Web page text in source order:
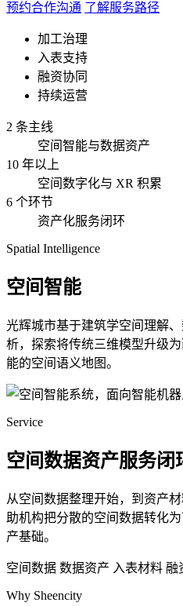
预约合作沟通 了解服务路径
加工治理
入表支持
融资协同
持续运营
2 条主线
空间智能与数据资产
10 年以上
空间数字化与 XR 积累
6 个环节
资产化服务闭环
Spatial Intelligence
空间智能
光辉城市基于建筑学空间理解
析，探索将传统三维模型升级
能的空间语义地图。
Service
空间数据资产服务闭
从空间数据整理开始，到资产
助机构把分散的空间数据转化
产基础。
空间数据 数据资产 入表材料 融
Why Sheencity